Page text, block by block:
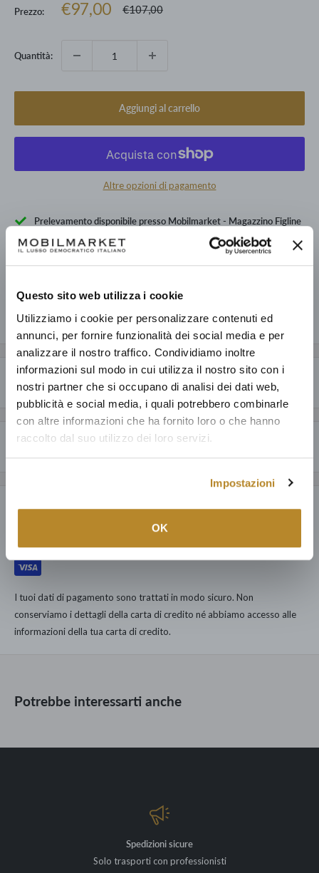
Questo sito web utilizza i cookie
Utilizziamo i cookie per personalizzare contenuti ed
annunci, per fornire funzionalità dei social media e per
analizzare il nostro traffico. Condividiamo inoltre
informazioni sul modo in cui utilizza il nostro sito con i
nostri partner che si occupano di analisi dei dati web,
pubblicità e social media, i quali potrebbero combinarle
con altre informazioni che ha fornito loro o che hanno
raccolto dal suo utilizzo dei loro servizi.
Impostazioni
OK
Prezzo:
Prezzo
€97,00 Prezzo
€107,00
Quantità:
Aggiungi al carrello
Altre opzioni di pagamento
Prelevamento disponibile presso Mobilmarket - Magazzino Figline
V.no
Pronto in base alla data di consegna stimata dei vari prodotti.
Condividi questo prodotto
Descrizione
CARATTERISTICHE GENERALI
Piccoli rombi inseriti ei cerchi formano questa ottica e fantasiosa carta
da parati firmata Scion. Proprio come un quadro astratto di Miro
questa fantasia è perfetta per arredare con stile e modernità i vostri
Rolli da 10 m x 52 cm
Perché acquistare da Mobilmarket
Articoli dal design esclusivo ad un prezzo accessibile: anche fino al
Prodotti italiani al 100%, oltre ad una selezione della migliore
produzione mondiale; tutto con la garanzia di 15 anni.
Puoi fidarti: dedichiamo ad ogni nostro cliente la cura e il servizio
dell'unica catena di Lusso Democratico Italiano.
167.000 clienti dal 1960 hanno arredato le loro case con noi.
Payment & Security
I tuoi dati di pagamento sono trattati in modo sicuro. Non
conserviamo i dettagli della carta di credito né abbiamo accesso alle
informazioni della tua carta di credito.
Potrebbe interessarti anche
Spedizioni sicure
Solo trasporti con professionisti